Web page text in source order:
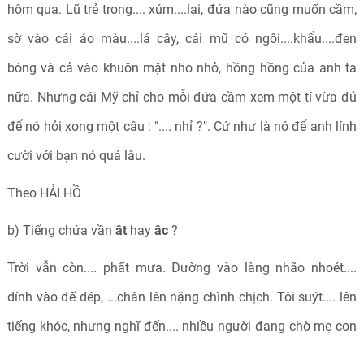
hôm qua. Lũ trẻ trong.... xúm....lại, đứa nào cũng muốn cầm,
sờ vào cái áo màu....lá cây, cái mũ có ngôi....khẩu....đen
bóng và cả vào khuôn mặt nho nhỏ, hồng hồng của anh ta
nữa. Nhưng cái Mỹ chỉ cho mỗi đứa cầm xem một tí vừa đủ
để nó hỏi xong một câu : ".... nhỉ ?". Cứ như là nó để anh lính
cười với bạn nó quá lâu.
Theo HẢI HỒ
b) Tiếng chứa vần âthay âc?
Trời vẫn còn.... phất mưa. Đường vào làng nhão nhoét....
dính vào đế dép, ...chân lên nặng chình chịch. Tôi suýt.... lên
tiếng khóc, nhưng nghĩ đến.... nhiều người đang chờ mẹ con